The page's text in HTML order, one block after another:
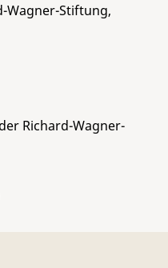
Wagner-Stiftung,
Richard-Wagner-